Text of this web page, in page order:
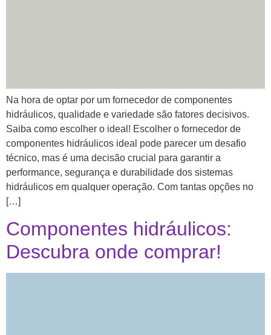
Na hora de optar por um fornecedor de componentes
hidráulicos, qualidade e variedade são fatores decisivos.
Saiba como escolher o ideal! Escolher o fornecedor de
componentes hidráulicos ideal pode parecer um desafio
técnico, mas é uma decisão crucial para garantir a
performance, segurança e durabilidade dos sistemas
hidráulicos em qualquer operação. Com tantas opções no
[…]
Componentes hidráulicos:
Descubra onde comprar!